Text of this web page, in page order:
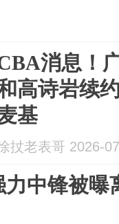
消息！
高诗岩续
基
扙老表哥 2026-
中锋被曝